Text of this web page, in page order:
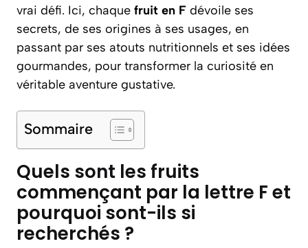
vrai défi. Ici, chaque fruit en F dévoile ses
secrets, de ses origines à ses usages, en
passant par ses atouts nutritionnels et ses idées
gourmandes, pour transformer la curiosité en
véritable aventure gustative.
Sommaire
Quels sont les fruits
commençant par la lettre F et
pourquoi sont-ils si
recherchés ?